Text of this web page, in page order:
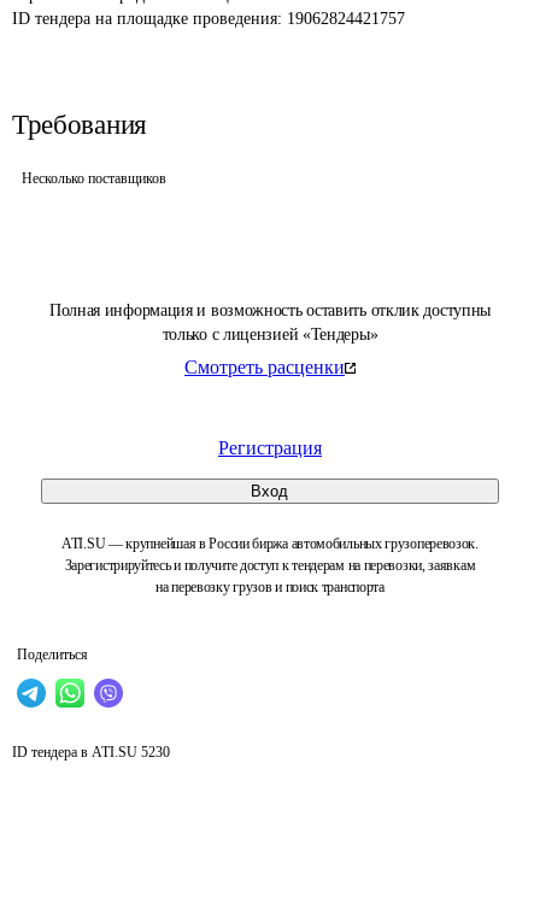
Полная информация и возможность оставить отклик доступны
только с лицензией «Тендеры»
Смотреть расценки
Регистрация
Вход
ATI.SU — крупнейшая в России биржа автомобильных грузоперевозок.
Зарегистрируйтесь и получите доступ к тендерам на перевозки, заявкам
на перевозку грузов и поиск транспорта
Поделиться
ID тендера на площадке проведения: 19062824421757
Требования
Несколько поставщиков
ID тендера в ATI.SU 5230